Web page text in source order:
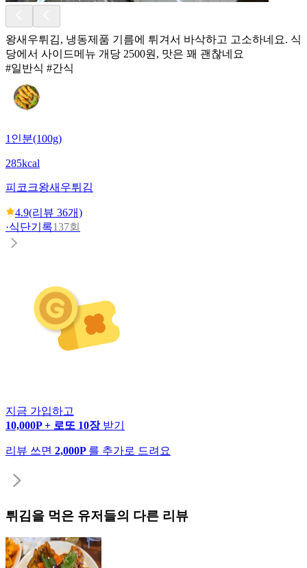
왕새우튀김, 냉동제품 기름에 튀겨서 바삭하고 고소하네요. 식
당에서 사이드메뉴 개당 2500원, 맛은 꽤 괜찮네요
#일반식 #간식
1인분(100g)
285kcal
피코크왕새우튀김
4.9(리뷰 36개)
·식단기록137회
지금 가입하고
10,000P + 로또 10장 받기
리뷰 쓰면 2,000P 를 추가로 드려요
튀김을 먹은 유저들의 다른 리뷰